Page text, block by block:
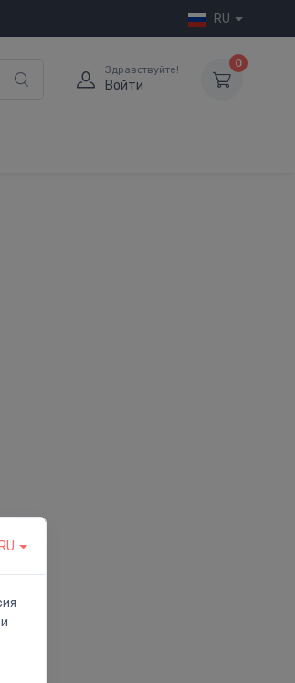
RU
Здравствуйте!
Войти
0
RU